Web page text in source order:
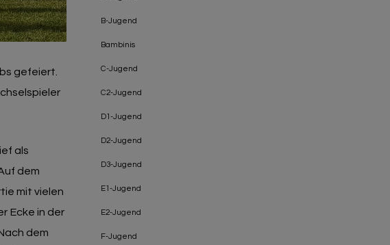
gefeiert.
als
dem
mit vielen
Ecke in der
dem
B-Jugend
Bambinis
C-Jugend
C2-Jugend
D1-Jugend
D2-Jugend
D3-Jugend
E1-Jugend
E2-Jugend
F-Jugend